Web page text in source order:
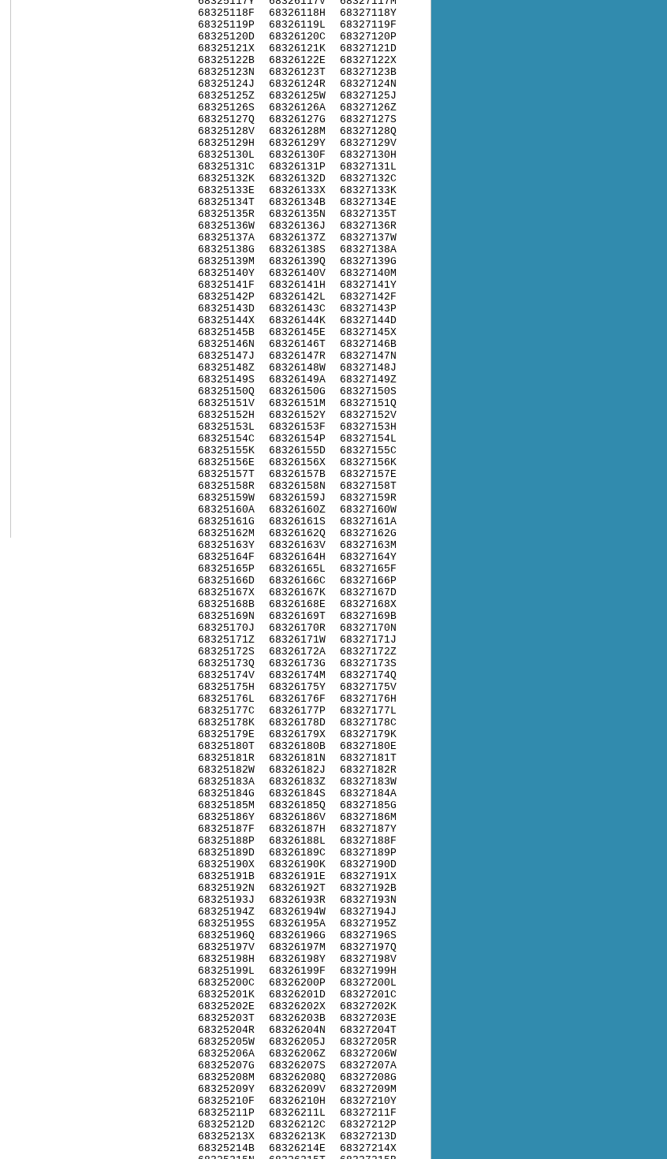
68325118F
68325119P
68325120D
68325121X
68325122B
68325123N
68325124J
68325125Z
68325126S
68325127Q
68325128V
68325129H
68325130L
68325131C
68325132K
68325133E
68325134T
68325135R
68325136W
68325137A
68325138G
68325139M
68325140Y
68325141F
68325142P
68325143D
68325144X
68325145B
68325146N
68325147J
68325148Z
68325149S
68325150Q
68325151V
68325152H
68325153L
68325154C
68325155K
68325156E
68325157T
68325158R
68325159W
68325160A
68325161G
68325162M
68325163Y
68325164F
68325165P
68325166D
68325167X
68325168B
68325169N
68325170J
68325171Z
68325172S
68325173Q
68325174V
68325175H
68325176L
68325177C
68325178K
68325179E
68325180T
68325181R
68325182W
68325183A
68325184G
68325185M
68325186Y
68325187F
68325188P
68325189D
68325190X
68325191B
68325192N
68325193J
68325194Z
68325195S
68325196Q
68325197V
68325198H
68325199L
68325200C
68325201K
68325202E
68325203T
68325204R
68325205W
68325206A
68325207G
68325208M
68325209Y
68325210F
68325211P
68325212D
68325213X
68325214B
68326118H
68326119L
68326120C
68326121K
68326122E
68326123T
68326124R
68326125W
68326126A
68326127G
68326128M
68326129Y
68326130F
68326131P
68326132D
68326133X
68326134B
68326135N
68326136J
68326137Z
68326138S
68326139Q
68326140V
68326141H
68326142L
68326143C
68326144K
68326145E
68326146T
68326147R
68326148W
68326149A
68326150G
68326151M
68326152Y
68326153F
68326154P
68326155D
68326156X
68326157B
68326158N
68326159J
68326160Z
68326161S
68326162Q
68326163V
68326164H
68326165L
68326166C
68326167K
68326168E
68326169T
68326170R
68326171W
68326172A
68326173G
68326174M
68326175Y
68326176F
68326177P
68326178D
68326179X
68326180B
68326181N
68326182J
68326183Z
68326184S
68326185Q
68326186V
68326187H
68326188L
68326189C
68326190K
68326191E
68326192T
68326193R
68326194W
68326195A
68326196G
68326197M
68326198Y
68326199F
68326200P
68326201D
68326202X
68326203B
68326204N
68326205J
68326206Z
68326207S
68326208Q
68326209V
68326210H
68326211L
68326212C
68326213K
68326214E
68327118Y
68327119F
68327120P
68327121D
68327122X
68327123B
68327124N
68327125J
68327126Z
68327127S
68327128Q
68327129V
68327130H
68327131L
68327132C
68327133K
68327134E
68327135T
68327136R
68327137W
68327138A
68327139G
68327140M
68327141Y
68327142F
68327143P
68327144D
68327145X
68327146B
68327147N
68327148J
68327149Z
68327150S
68327151Q
68327152V
68327153H
68327154L
68327155C
68327156K
68327157E
68327158T
68327159R
68327160W
68327161A
68327162G
68327163M
68327164Y
68327165F
68327166P
68327167D
68327168X
68327169B
68327170N
68327171J
68327172Z
68327173S
68327174Q
68327175V
68327176H
68327177L
68327178C
68327179K
68327180E
68327181T
68327182R
68327183W
68327184A
68327185G
68327186M
68327187Y
68327188F
68327189P
68327190D
68327191X
68327192B
68327193N
68327194J
68327195Z
68327196S
68327197Q
68327198V
68327199H
68327200L
68327201C
68327202K
68327203E
68327204T
68327205R
68327206W
68327207A
68327208G
68327209M
68327210Y
68327211F
68327212P
68327213D
68327214X